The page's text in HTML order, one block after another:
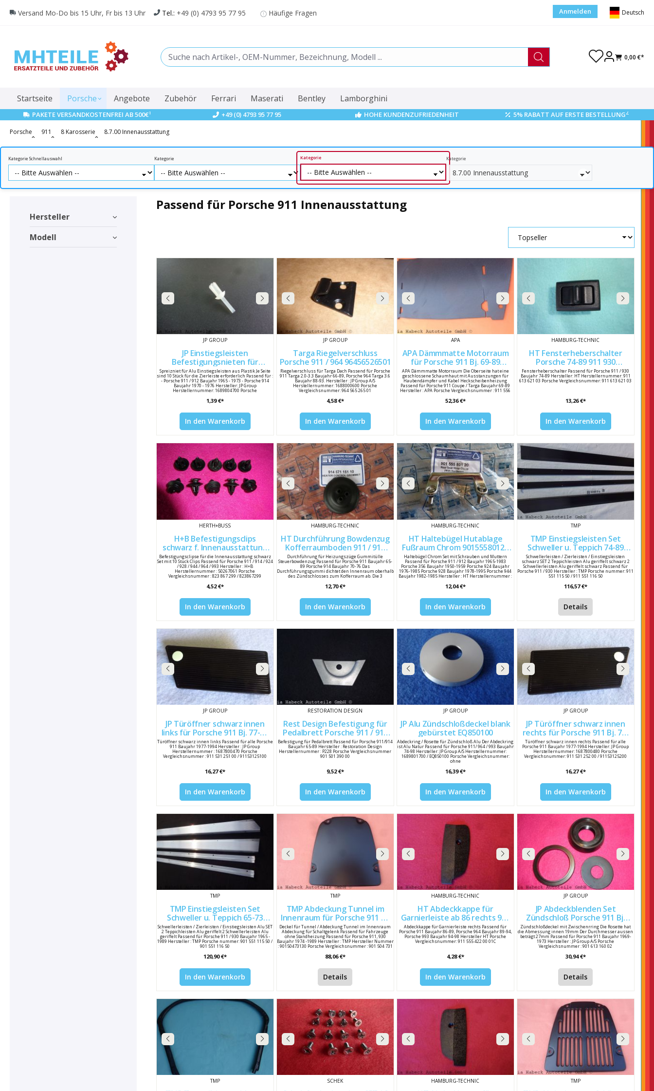
Zur Hauptnavigation springen
Versand Mo-Do bis 15 Uhr, Fr bis 13 Uhr Tel.: +49 (0) 4793 95 77 95 Häufige Fragen Anmelden Deutsch
0,00 €*
Startseite Porsche Angebote Zubehör Ferrari Maserati Bentley Lamborghini
PAKETE VERSANDKOSTENFREI AB 500€1 +49 (0) 4793 95 77 95 HOHE KUNDENZUFRIEDENHEIT 5% RABATT AUF ERSTE BESTELLUNG2
Porsche 911 8 Karosserie 8.7.00 Innenausstattung
Kategorie Schnellauswahl Kategorie Kategorie Kategorie
Hersteller
Modell
Passend für Porsche 911 Innenausstattung
JP GROUP
JP Einstiegsleisten
Befestigungsnieten für
Porsche 911 / 912 99959155040
Spreizniet für Alu Einstiegsleisten aus Plastik Je Seite
sind 10 Stück für die Zierleiste erforderlich Passend für :
- Porsche 911 / 912 Baujahr 1965 - 1973 - Porsche 914
Baujahr 1970 - 1976 Hersteller: JP Group
Herstellernummer: 1689804700 Porsche
1,39 €*
In den Warenkorb
JP GROUP
Targa Riegelverschluss
Porsche 911 / 964 96456526501
Riegelverschluss für Targa Dach Passend für Porsche
911 Targa 2.0-3.3 Baujahr 66-89, Porsche 964 Targa 3.6
Baujahr 88-93. Hersteller : JP Group A/S
Herstellernummer: 1688000600 Porsche
Vergleichsnummer: 964 565 265 01
4,58 €*
In den Warenkorb
APA
APA Dämmmatte Motorraum
für Porsche 911 Bj. 69-89
91155689101
APA Dämmmatte Motorraum Die Oberseite hat eine
geschlossene Schaumhaut mit Ausstanzungen für
Haubendämpfer und Kabel Heckscheibenheizung
Passend für Porsche 911 Coupe / Targa Baujahr 69-89
Hersteller : APA Porsche Vergleichsnummer : 911 556
52,36 €*
In den Warenkorb
HAMBURG-TECHNIC
HT Fensterheberschalter
Porsche 74-89 911 930
91161362103
Fensterheberschalter Passend für Porsche 911 / 930
Baujahr 74-89 Hersteller: HT Herstellernummer: 911
613 621 03 Porsche Vergleichsnummer: 911 613 621 03
13,26 €*
In den Warenkorb
HERTH+BUSS
H+B Befestigungsclips
schwarz f. Innenausstattung
SET 10 St. 823867299
Befestigungsclipse für die Innenausstattung schwarz
Set mit 10 Stück Clips Passend für Porsche 911 / 914 / 924
/ 928 / 944 / 964 / 993 Hersteller : H+B
Herstellernummer : 50267061 Porsche
Vergleichsnummer : 823 867 299 / 823867299
4,52 €*
In den Warenkorb
HAMBURG-TECHNIC
HT Durchführung Bowdenzug
Kofferraumboden 911 / 914
91457115110
Durchführung für Heizungszüge Gummitülle
Steuerbowdenzug Passend für Porsche 911 Baujahr 65-
89 Porsche 914 Baujahr 70-76 Das
Durchführungsgummi dichtet den Innenraum oberhalb
des Zündschlosses zum Kofferraum ab. Die 3
bei uns erhältlich. Hersteller : HT Hersteller Nummer:
91457115110 Porsche Vergleichsnummer: 914 571 151
12,70 €*
In den Warenkorb
HAMBURG-TECHNIC
HT Haltebügel Hutablage
Fußraum Chrom 90155580120
64402517200
Haltebügel Chrom Set mit Schrauben und Muttern
Passend für Porsche 911 / 912 Baujahr 1965-1983
Porsche 356 Baujahr 1950-1959 Porsche 924 Baujahr
1976-1985 Porsche 928 Baujahr 1978-1995 Porsche 944
Baujahr 1982-1985 Hersteller : HT Herstellernummer :
und am Fersenblech montiert Sie erhalten einen Bügel
mit 2 Schrauben und 2 Muttern. Für einen kompletten
Vergleichsnummer: 901 555 801 20 / 477 885 761
12,04 €*
In den Warenkorb
TMP
TMP Einstiegsleisten Set
Schweller u. Teppich 74-89
Schwarz
Schwellerleisten / Zierleisten / Einstiegsleisten
schwarz SET 2 Teppichleisten Alu geriffelt schwarz 2
Schwellerleisten Alu geriffelt schwarz Passend für
Porsche 911 / 930 Hersteller : TMP Porsche nummer: 911
551 115 50 / 911 551 116 50
116,57 €*
Details
JP GROUP
JP Türöffner schwarz innen
links für Porsche 911 Bj. 77-94
91153125100
Türöffner schwarz innen links Passend für alle Porsche
911 Baujahr 1977-1994 Hersteller : JP Group
Herstellernummer : 1687800470 Porsche
Vergleichsnummer : 911 531 251 00 / 91153125100
16,27 €*
In den Warenkorb
RESTORATION DESIGN
Rest Design Befestigung für
Pedalbrett Porsche 911 / 914
90150139000
Befestigung für Pedalbrett Passend für Porsche 911/914
Baujahr 65-89 Hersteller : Restoration Design
Herstellernummer : P228 Porsche Vergleichsnummer
901 501 390 00
9,52 €*
In den Warenkorb
JP GROUP
JP Alu Zündschloßdeckel blank
gebürstet EQ850100
Abdeckring / Rosette für Zündschloß Alu Der Abdeckring
ist Alu Natur Passend für Porsche 911/ 964 / 993 Baujahr
74-98 Hersteller: JP Group A/S Herstellernummer:
1689801700 / EQ850100 Porsche Vergleichsnummer:
ohne
16,39 €*
In den Warenkorb
JP GROUP
JP Türöffner schwarz innen
rechts für Porsche 911 Bj. 77-
94 91153125200
Türöffner schwarz innen rechts Passend für alle
Porsche 911 Baujahr 1977-1994 Hersteller: JP Group
Herstellernummer: 1687800480 Porsche
Vergleichsnummer: 911 531 252 00 / 91153125200
16,27 €*
In den Warenkorb
TMP
TMP Einstiegsleisten Set
Schweller u. Teppich 65-73
90155111550 90155111650
Schwellerleisten / Zierleisten / Einstiegsleisten Alu SET
2 Teppichleisten Alu geriffelt 2 Schwellerleisten Alu
geriffelt Passend für Porsche 911 / 930 Baujahr 1965 -
1989 Hersteller : TMP Porsche nummer: 901 551 115 50 /
901 551 116 50
120,90 €*
In den Warenkorb
TMP
TMP Abdeckung Tunnel im
Innenraum für Porsche 911 Bj.
74-89 90150473130
Deckel für Tunnel / Abdeckung Tunnel im Innenraum
Abdeckung für Schaltgelenk Passend für Fahrzeuge
ohne Standheizung Passend für Porsche 911, 930
Baujahr 1974 -1989 Hersteller : TMP Hersteller Nummer
: 90150473130 Porsche Vergleichsnummer : 901 504 731
88,06 €*
Details
HAMBURG-TECHNIC
HT Abdeckkappe für
Garnierleiste ab 86 rechts 911
555 422 00 01C
Abdeckkappe für Garnierleiste rechts Passend für
Porsche 911 Baujahr 86-89, Porsche 964 Baujahr 89-94,
Porsche 993 Baujahr 94-98 Hersteller HT Porsche
Vergleichsnummer: 911 555 422 00 01C
4,28 €*
In den Warenkorb
JP GROUP
JP Abdeckblenden Set
Zündschloß Porsche 911 Bj.
69-73 90161316002
Zündschloßdeckel mit Zwischenrring Die Rosette hat
die Abmessung innen 19mm Der Durchmesser aussen
beträgt 27mm Passend für Porsche 911 Baujahr 1969-
1973 Hersteller : JP Group A/S Porsche
Vergleichsnummer : 901 613 160 02
30,94 €*
Details
TMP SCHEK HAMBURG-TECHNIC TMP